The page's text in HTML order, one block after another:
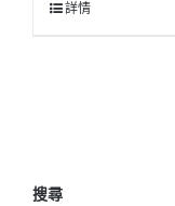
詳情
搜尋